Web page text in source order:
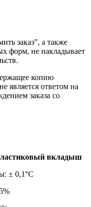
заказ”, а также
форм, не накладывает
копию
является ответом на
заказа со
вкладыш
± 0,1°С